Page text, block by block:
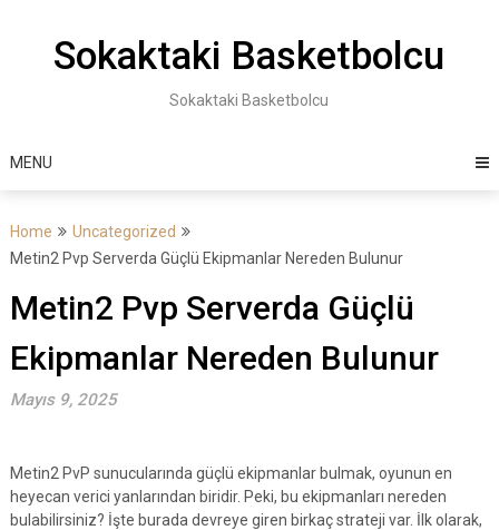
Sokaktaki Basketbolcu
Sokaktaki Basketbolcu
MENU
Home
Uncategorized
Metin2 Pvp Serverda Güçlü Ekipmanlar Nereden Bulunur
Metin2 Pvp Serverda Güçlü
Ekipmanlar Nereden Bulunur
Mayıs 9, 2025
Metin2 PvP sunucularında güçlü ekipmanlar bulmak, oyunun en
heyecan verici yanlarından biridir. Peki, bu ekipmanları nereden
bulabilirsiniz? İşte burada devreye giren birkaç strateji var. İlk olarak,